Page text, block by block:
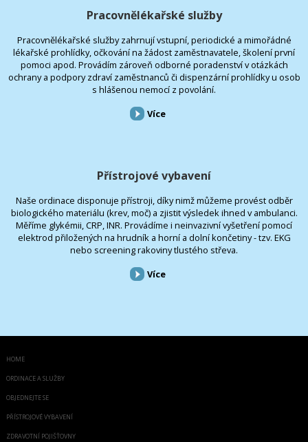
Pracovnělékařské služby
Pracovnělékařské služby zahrnují vstupní, periodické a mimořádné
lékařské prohlídky, očkování na žádost zaměstnavatele, školení první
pomoci apod. Provádím zároveň odborné poradenství v otázkách
ochrany a podpory zdraví zaměstnanců či dispenzární prohlídky u osob
s hlášenou nemocí z povolání.
Více
Přístrojové vybavení
Naše ordinace disponuje přístroji, díky nimž můžeme provést odběr
biologického materiálu (krev, moč) a zjistit výsledek ihned v ambulanci.
Měříme glykémii, CRP, INR. Provádíme i neinvazivní vyšetření pomocí
elektrod přiložených na hrudník a horní a dolní končetiny - tzv. EKG
nebo screening rakoviny tlustého střeva.
Více
HOME
ORDINACE A SLUŽBY
OBJEDNEJTE SE
PŘÍSTROJOVÉ VYBAVENÍ
ZDRAVOTNÍ POJIŠŤOVNY